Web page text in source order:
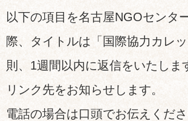
以下の項目を名古屋NGOセンタ
際、タイトルは「国際協力カレ
則、1週間以内に返信をいたし
リンク先をお知らせします。
電話の場合は口頭でお伝えくださ